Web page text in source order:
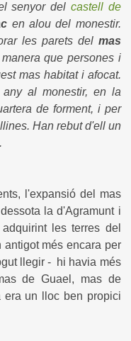
senyor del castell de
en alou del monestir.
les parets del mas
que persones i
mas habitat i afocat.
al monestir, en la
de forment, i per
Han rebut d'ell un
.
l'expansió del mas
la d'Agramunt i
les terres del
més encara per
llegir - hi havia més
de Guael, mas de
era un lloc ben propici